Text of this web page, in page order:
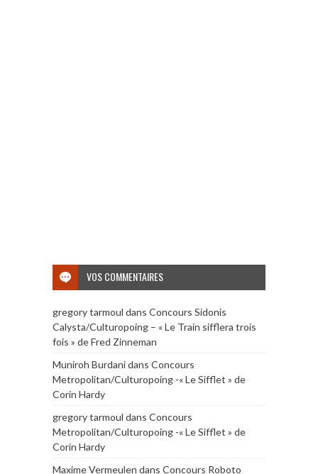
VOS COMMENTAIRES
gregory tarmoul dans Concours Sidonis
Calysta/Culturopoing – « Le Train sifflera trois
fois » de Fred Zinneman
Muniroh Burdanidans Concours
Metropolitan/Culturopoing -« Le Sifflet » de
Corin Hardy
gregory tarmoul dans Concours
Metropolitan/Culturopoing -« Le Sifflet » de
Corin Hardy
Maxime Vermeulen dans Concours Roboto